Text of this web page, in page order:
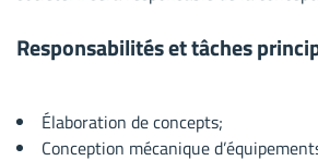
Responsabilités et tâches
Élaboration de concepts;
Conception mécanique